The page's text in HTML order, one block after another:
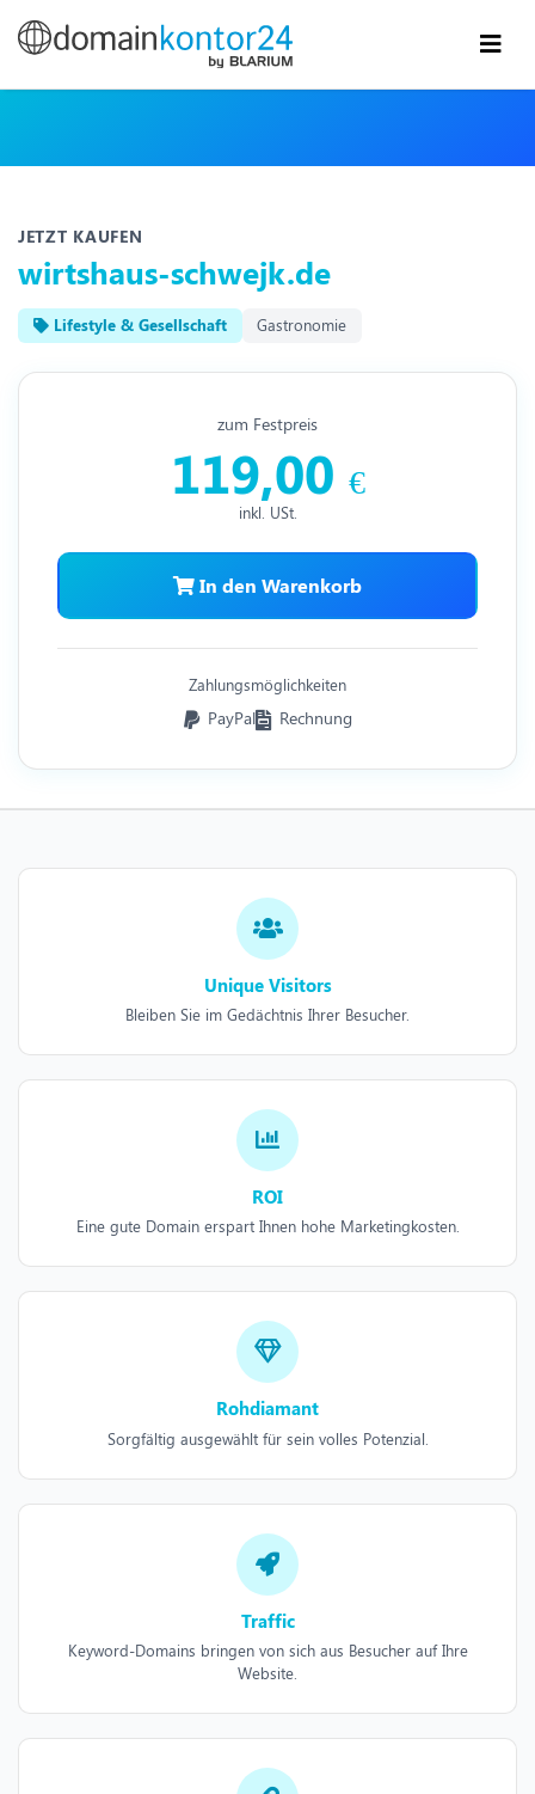
JETZT KAUFEN
wirtshaus-schwejk.de
Lifestyle & Gesellschaft Gastronomie
zum Festpreis
119,00 €
inkl. USt.
In den Warenkorb
Zahlungsmöglichkeiten
PayPal Rechnung
Unique Visitors
Bleiben Sie im Gedächtnis Ihrer Besucher.
ROI
Eine gute Domain erspart Ihnen hohe Marketingkosten.
Rohdiamant
Sorgfältig ausgewählt für sein volles Potenzial.
Traffic
Keyword-Domains bringen von sich aus Besucher auf Ihre
Website.